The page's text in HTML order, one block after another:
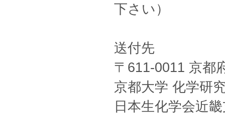
下さい）
送付先
〒611-0011 京都
京都大学 化学研
日本生化学会近